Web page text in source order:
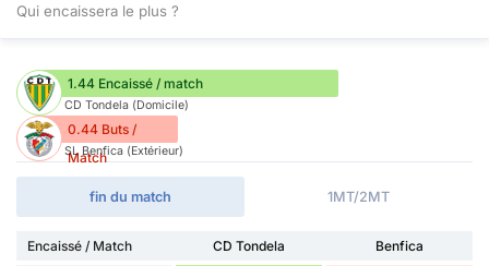
Qui encaissera le plus ?
1.44 Encaissé / match
CD Tondela (Domicile)
0.44 Buts /
Match
SL Benfica (Extérieur)
fin du match 1MT/2MT
Encaissé / Match CD Tondela
Benfica